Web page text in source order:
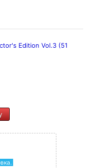
Edition Vol.3 (51